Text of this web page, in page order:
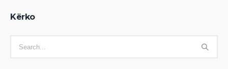
Kërko